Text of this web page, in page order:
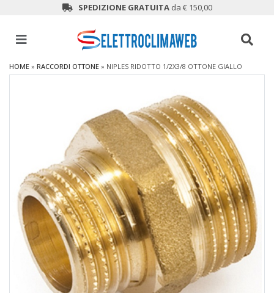
SPEDIZIONE GRATUITAda € 150,00
HOME » RACCORDI OTTONE » NIPLES RIDOTTO 1/2X3/8 OTTONE GIALLO